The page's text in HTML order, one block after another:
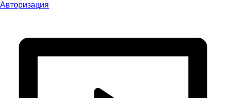
Авторизация